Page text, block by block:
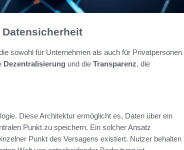
sowohl für Unternehmen als auch für Privatpersonen
Dezentralisierung und die Transparenz, die
Diese Architektur ermöglicht es, Daten über ein
Punkt zu speichern. Ein solcher Ansatz
Punkt des Versagens existiert. Nutzer behalten